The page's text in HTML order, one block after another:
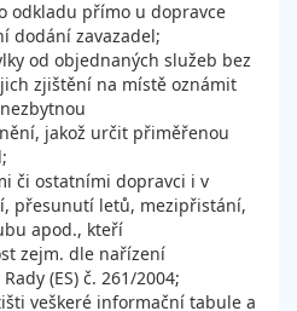
odkladu přímo u dopravce
dodání zavazadel;
od objednaných služeb bez
zjištění na místě oznámit
jakož určit přiměřenou
či ostatními dopravci i v
přesunutí letů, mezipřistání,
apod., kteří
zejm. dle nařízení
(ES) č. 261/2004;
veškeré informační tabule a